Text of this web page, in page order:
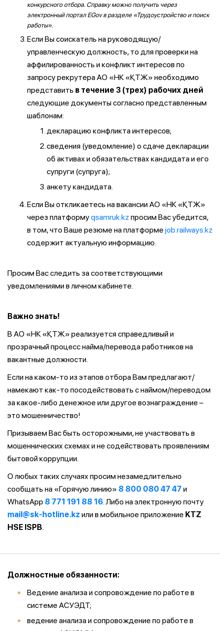
конкурсного отбора. Справку можно получить через
электронный портал EGov в разделе «Трудоустройство и поиск
работы».
Если Вы соискатель на руководящую/
управленческую должность, то для проверки на
аффилированность и конфликт интересов по
запросу рекрутера АО «НК «ҚТЖ» необходимо
представить в течение 3 (трех) рабочих дней
следующие документы согласно представленным
шаблонам:
декларацию конфликта интересов;
сведения (уведомление) о сдаче декларации
об активах и обязательствах кандидата и его
супруги (супруга);
анкету кандидата.
Если Вы откликаетесь на вакансии АО «НК «ҚТЖ»
через платформуqsamruk.kz просим Вас убедится,
в том, что Ваше резюме на платформе job.railways.kz
содержит актуальную информацию.
Просим Вас следить за соответствующими
уведомлениями в личном кабинете.
Важно знать!
В АО «НК «ҚТЖ» реализуется справедливый и
прозрачный процесс найма/перевода работников на
вакантные должности.
Если на каком-то из этапов отбора Вам предлагают/
намекают как-то посодействовать с наймом/переводом
за какое-либо денежное или другое вознаграждение –
это мошенничество!
Призываем Вас быть осторожными, не участвовать в
мошеннических схемах и не содействовать проявлениям
бытовой коррупции.
О любых таких случаях просим незамедлительно
сообщать на «Горячую линию» 8 800 080 47 47 и
WhatsApp 8 771 191 88 16. Либо на электронную почту
mail@sk-hotline.kz или в мобильное приложение KTZ
HSE ISPB.
Должностные обязанности:
Ведение анализа и сопровождение по работе в
системе АСУЭДТ;
ведение анализа и сопровождение по работе в